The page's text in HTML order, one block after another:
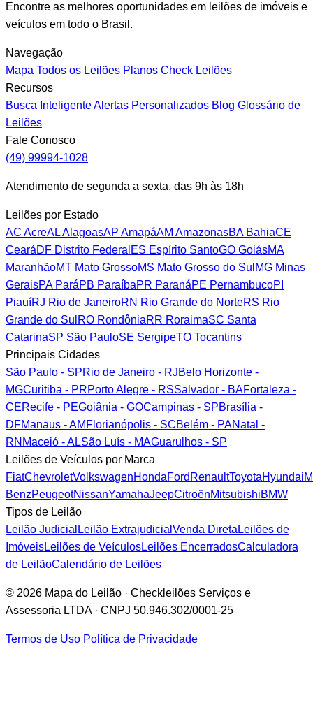
Encontre as melhores oportunidades em leilões de imóveis e
veículos em todo o Brasil.
Navegação
Mapa Todos os Leilões Planos Check Leilões
Recursos
Busca InteligenteAlertas Personalizados Blog Glossário de
Leilões
Fale Conosco
(49) 99994-1028
Atendimento de segunda a sexta, das 9h às 18h
Leilões por Estado
AC AcreALAlagoasAP AmapáAM AmazonasBABahiaCE
CearáDF Distrito Federal ES Espírito SantoGO GoiásMA
MaranhãoMT Mato GrossoMS Mato Grosso do Sul MG Minas
GeraisPAParáPB ParaíbaPR ParanáPE PernambucoPI
PiauíRJ Rio de JaneiroRN Rio Grande do NorteRS Rio
Grande do Sul RO RondôniaRR RoraimaSC Santa
CatarinaSP São PauloSE SergipeTO Tocantins
Principais Cidades
São Paulo - SPRio de Janeiro - RJBelo Horizonte -
MGCuritiba - PRPorto Alegre - RSSalvador - BAFortaleza -
CERecife - PEGoiânia - GOCampinas - SPBrasília -
DFManaus - AM Florianópolis - SCBelém - PANatal -
RN Maceió - ALSão Luís - MAGuarulhos - SP
Leilões de Veículos por Marca
FiatChevroletVolkswagenHondaFord RenaultToyotaHyundai
BenzPeugeotNissanYamahaJeepCitroënMitsubishiBMW
Tipos de Leilão
Leilão Judicial Leilão Extrajudicial Venda Direta Leilões de
ImóveisLeilões de VeículosLeilões EncerradosCalculadora
de LeilãoCalendário de Leilões
© 2026 Mapa do Leilão · Checkleilões Serviços e
Assessoria LTDA · CNPJ 50.946.302/0001-25
Termos de Uso Política de Privacidade